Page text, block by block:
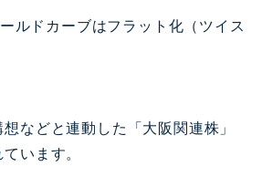
ールドカーブはフラット化（ツイス
などと連動した「大阪関連株」
います。